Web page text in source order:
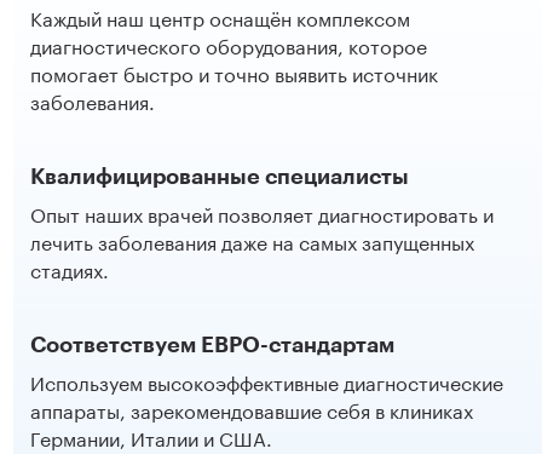
Каждый наш центр оснащён комплексом
диагностического оборудования, которое
помогает быстро и точно выявить источник
заболевания.
Квалифицированные специалисты
Опыт наших врачей позволяет диагностировать и
лечить заболевания даже на самых запущенных
стадиях.
Соответствуем ЕВРО-стандартам
Используем высокоэффективные диагностические
аппараты, зарекомендовавшие себя в клиниках
Германии, Италии и США.